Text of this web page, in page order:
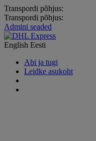
Transpordi põhjus:
Transpordi põhjus:
Admini seaded
English Eesti
Abi ja tugi
Leidke asukoht